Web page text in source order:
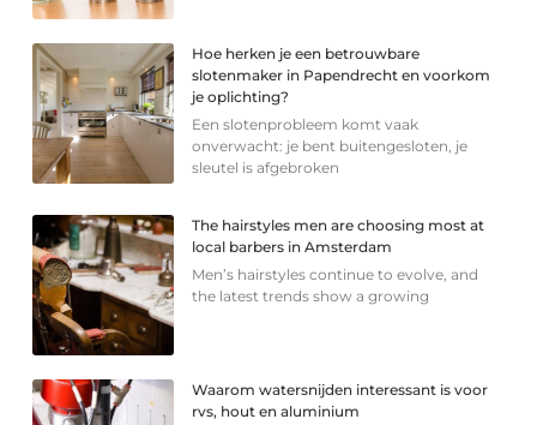
Hoe herken je een betrouwbare
slotenmaker in Papendrecht en voorkom
je oplichting?
Een slotenprobleem komt vaak
onverwacht: je bent buitengesloten, je
sleutel is afgebroken
The hairstyles men are choosing most at
local barbers in Amsterdam
Men’s hairstyles continue to evolve, and
the latest trends show a growing
Waarom watersnijden interessant is voor
rvs, hout en aluminium